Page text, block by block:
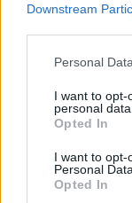
Downstream
Please note that
not limited to
grant or deny
use your data for
consent section.
Personal
I want to opt-
personal data.
Opted In
I want to opt-
Personal Data.
Opted In
Las noticias de